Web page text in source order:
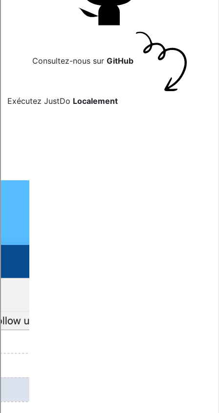
Consultez-nous sur GitHub
Exécutez JustDo Localement